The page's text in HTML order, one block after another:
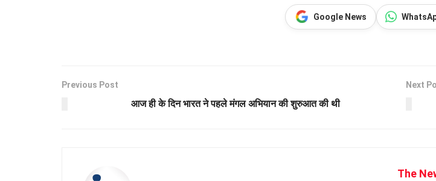
Google News
Previous Post
आज ही के दिन भारत ने पहले मंगल अभियान की शुरुआत की थी
Next
The